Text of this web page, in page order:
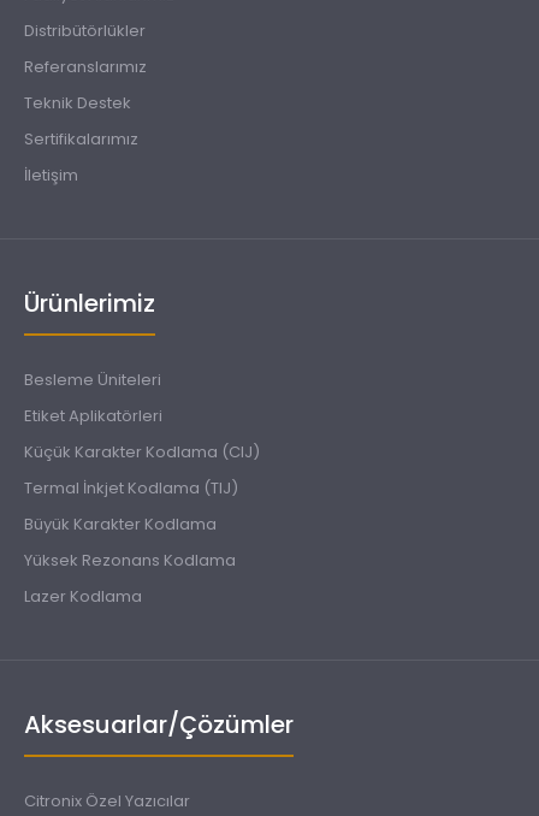
Distribütörlükler
Referanslarımız
Teknik Destek
Sertifikalarımız
İletişim
Ürünlerimiz
Besleme Üniteleri
Etiket Aplikatörleri
Küçük Karakter Kodlama (CIJ)
Termal İnkjet Kodlama (TIJ)
Büyük Karakter Kodlama
Yüksek Rezonans Kodlama
Lazer Kodlama
Aksesuarlar/Çözümler
Citronix Özel Yazıcılar